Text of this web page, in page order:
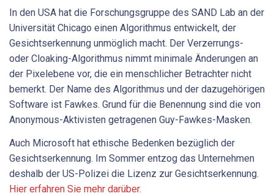
In den USA hat die Forschungsgruppe des SAND Lab an der
Universität Chicago einen Algorithmus entwickelt, der
Gesichtserkennung unmöglich macht. Der Verzerrungs-
oder Cloaking-Algorithmus nimmt minimale Änderungen an
der Pixelebene vor, die ein menschlicher Betrachter nicht
bemerkt. Der Name des Algorithmus und der dazugehörigen
Software ist Fawkes. Grund für die Benennung sind die von
Anonymous-Aktivisten getragenen Guy-Fawkes-Masken.
Auch Microsoft hat ethische Bedenken bezüglich der
Gesichtserkennung. Im Sommer entzog das Unternehmen
deshalb der US-Polizei die Lizenz zur Gesichtserkennung.
Hier erfahren Sie mehr darüber.